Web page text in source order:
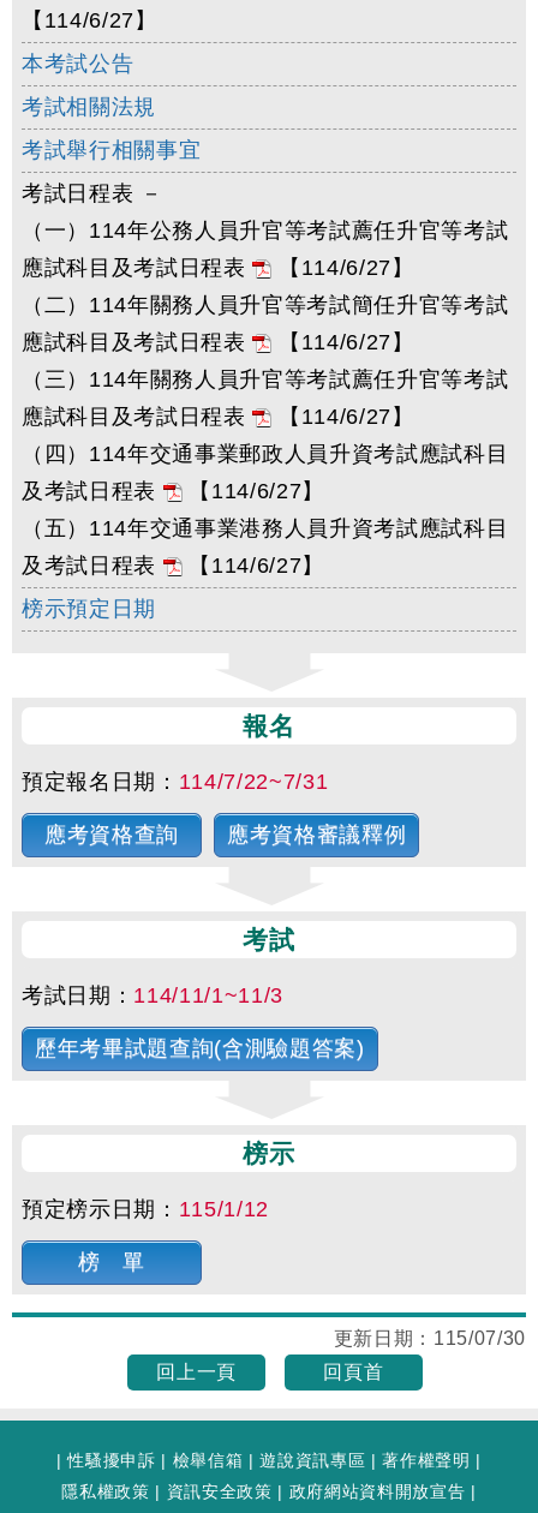
【114/6/27】
本考試公告
考試相關法規
考試舉行相關事宜
考試日程表 －
（一）114年公務人員升官等考試薦任升官等考試
應試科目及考試日程表
【114/6/27】
（二）114年關務人員升官等考試簡任升官等考試
應試科目及考試日程表
【114/6/27】
（三）114年關務人員升官等考試薦任升官等考試
應試科目及考試日程表
【114/6/27】
（四）114年交通事業郵政人員升資考試應試科目
及考試日程表
【114/6/27】
（五）114年交通事業港務人員升資考試應試科目
及考試日程表
【114/6/27】
榜示預定日期
報名
預定報名日期： 114/7/22~7/31
應考資格查詢 應考資格審議釋例
考試
考試日期： 114/11/1~11/3
歷年考畢試題查詢(含測驗題答案)
榜示
預定榜示日期： 115/1/12
榜 單
更新日期： 115/07/30
回上一頁
回頁首
|性騷擾申訴 | 檢舉信箱 |遊說資訊專區 |著作權聲明 |
隱私權政策 | 資訊安全政策 | 政府網站資料開放宣告 |